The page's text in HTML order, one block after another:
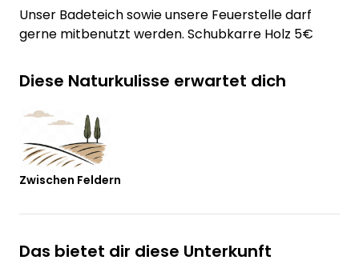
Unser Badeteich sowie unsere Feuerstelle darf
gerne mitbenutzt werden. Schubkarre Holz 5€
Diese Naturkulisse erwartet dich
Zwischen Feldern
Das bietet dir diese Unterkunft